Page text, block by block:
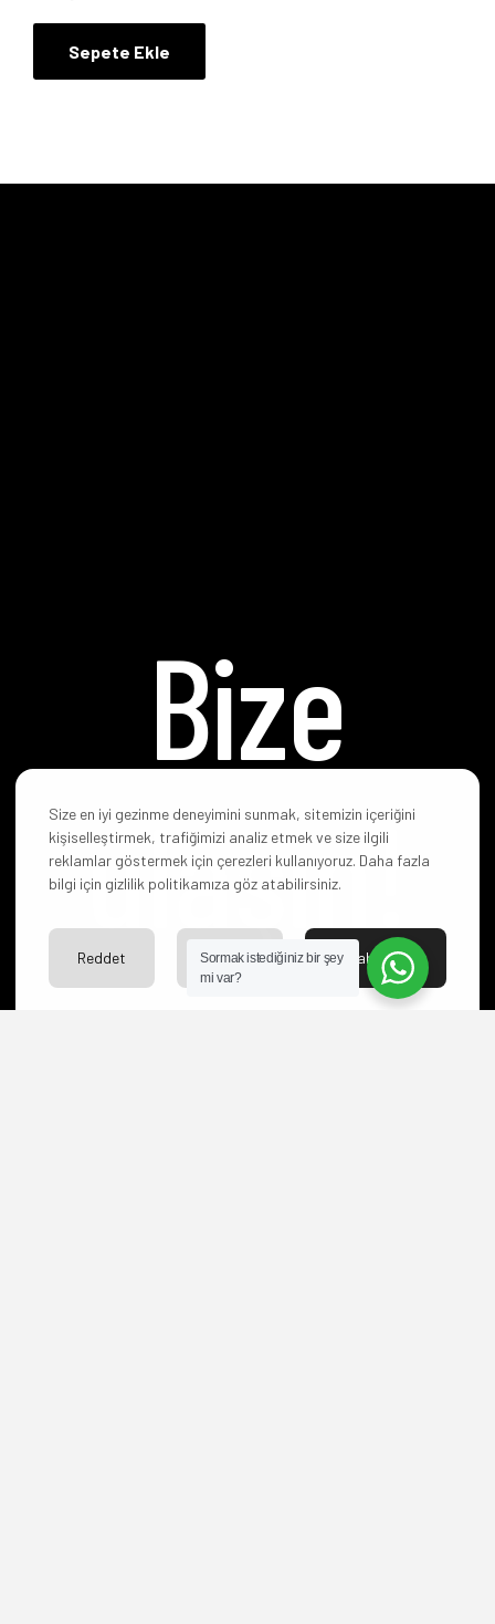
Sepete Ekle
Bize
ulaşın!
Size en iyi gezinme deneyimini sunmak, sitemizin içeriğini
kişiselleştirmek, trafiğimizi analiz etmek ve size ilgili
reklamlar göstermek için çerezleri kullanıyoruz. Daha fazla
bilgi için gizlilik politikamıza göz atabilirsiniz.
Kabul Et
Ayarlar
Reddet
Sormak istediğiniz bir şey
mi var?